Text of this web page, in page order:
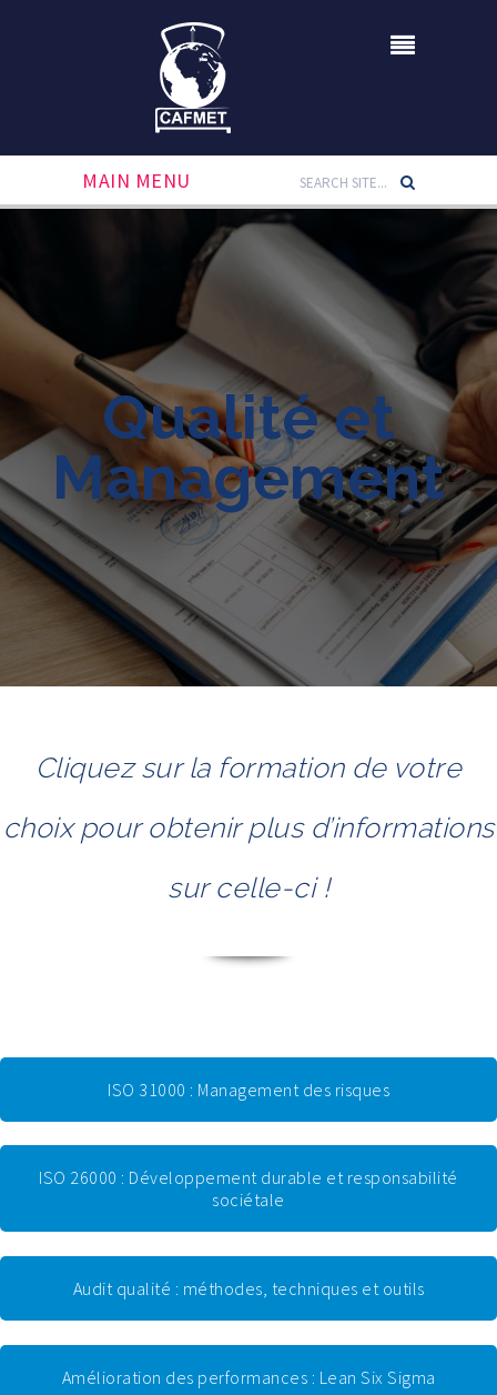
MAIN MENU
Qualité et
Management
Cliquez sur la formation de votre
choix pour obtenir plus d’informations
sur celle-ci !
ISO 31000 : Management des risques
ISO 26000 : Développement durable et responsabilité
sociétale
Audit qualité : méthodes, techniques et outils
Amélioration des performances : Lean Six Sigma